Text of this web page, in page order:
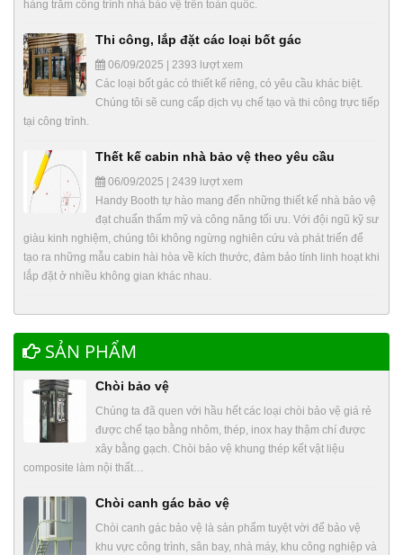
hàng trăm công trình nhà bảo vệ trên toàn quốc.
Thi công, lắp đặt các loại bốt gác
06/09/2025 | 2393 lượt xem
Các loại bốt gác có thiết kế riêng, có yêu cầu khác biệt.
Chúng tôi sẽ cung cấp dịch vụ chế tạo và thi công trực tiếp
tại công trình.
Thết kế cabin nhà bảo vệ theo yêu cầu
06/09/2025 | 2439 lượt xem
Handy Booth tự hào mang đến những thiết kế nhà bảo vệ
đạt chuẩn thẩm mỹ và công năng tối ưu. Với đội ngũ kỹ sư
giàu kinh nghiệm, chúng tôi không ngừng nghiên cứu và phát triển để
tạo ra những mẫu cabin hài hòa về kích thước, đảm bảo tính linh hoạt khi
lắp đặt ở nhiều không gian khác nhau.
SẢN PHẨM
Chòi bảo vệ
Chúng ta đã quen với hầu hết các loại chòi bảo vệ giá rẻ
được chế tạo bằng nhôm, thép, inox hay thậm chí được
xây bằng gạch. Chòi bảo vệ khung thép kết vật liệu
composite làm nội thất…
Chòi canh gác bảo vệ
Chòi canh gác bảo vệ là sản phẩm tuyệt vời để bảo vệ
khu vực công trình, sân bay, nhà máy, khu công nghiệp và